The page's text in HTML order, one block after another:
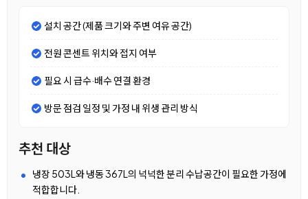
설치 공간 (제품 크기와 주변 여유 공간)
전원 콘센트 위치와 접지 여부
필요 시 급수·배수 연결 환경
방문 점검 일정 및 가정 내 위생 관리 방식
추천 대상
냉장 503L와 냉동 367L의 넉넉한 분리 수납공간이 필요한 가정에
적합합니다.